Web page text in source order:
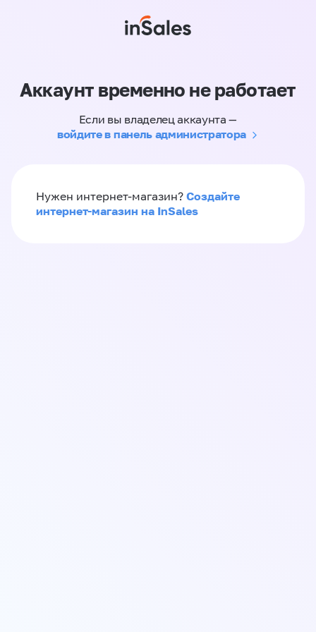
Аккаунт временно не работает
Если вы владелец аккаунта —
войдите в панель администратора
Нужен интернет-магазин? Создайте
интернет-магазин на InSales